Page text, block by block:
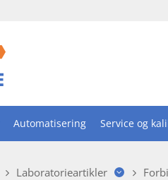
Automatisering Service og
Laboratorieartikler